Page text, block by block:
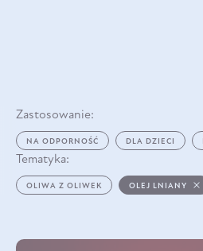
Zastosowanie:
NA ODPORNOŚĆ DLA DZIECI
Tematyka:
OLIWA Z OLIWEK OLEJ LNIANY